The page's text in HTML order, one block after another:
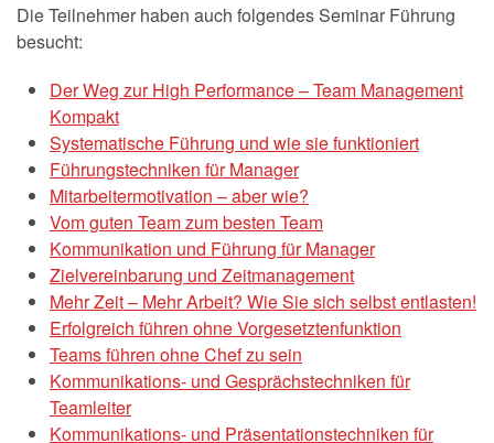
Die Teilnehmer haben auch folgendes Seminar Führung
besucht:
Der Weg zur High Performance – Team Management
Kompakt
Systematische Führung und wie sie funktioniert
Führungstechniken für Manager
Mitarbeitermotivation – aber wie?
Vom guten Team zum besten Team
Kommunikation und Führung für Manager
Zielvereinbarung und Zeitmanagement
Mehr Zeit – Mehr Arbeit? Wie Sie sich selbst entlasten!
Erfolgreich führen ohne Vorgesetztenfunktion
Teams führen ohne Chef zu sein
Kommunikations- und Gesprächstechniken für
Teamleiter
Kommunikations- und Präsentationstechniken für